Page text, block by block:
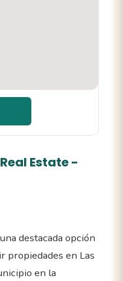
Estate -
destacada opción
propiedades en Las
en la